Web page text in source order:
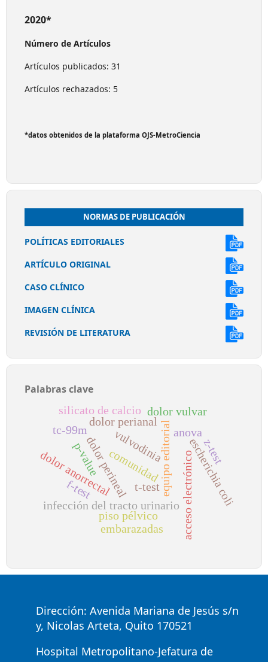
2020*
Número de Artículos
Artículos publicados: 31
Artículos rechazados: 5
*datos obtenidos de la plataforma OJS-MetroCiencia
NORMAS DE PUBLICACIÓN
POLÍTICAS EDITORIALES
ARTÍCULO ORIGINAL
CASO CLÍNICO
IMAGEN CLÍNICA
REVISIÓN DE LITERATURA
Palabras clave
equipo editorialacceso electrónico
infección del tracto urinario
comunidad escherichia coli
dolor perinealvulvodinia
dolor vulvar
dolor perianal
piso pélvico
dolor anorrectal
silicato de calcio
p-value z-test
t-test
anova
f-test
embarazadas
tc-99m
Dirección: Avenida Mariana de Jesús s/n
y, Nicolas Arteta, Quito 170521
Hospital Metropolitano-Jefatura de